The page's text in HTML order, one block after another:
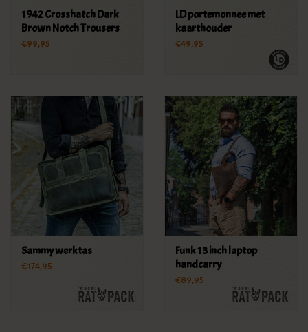
1942 Crosshatch Dark
Brown Notch Trousers
€99,95
LD portemonnee met
kaarthouder
€49,95
Sammy werktas
€174,95
Funk 13 inch laptop
handcarry
€89,95